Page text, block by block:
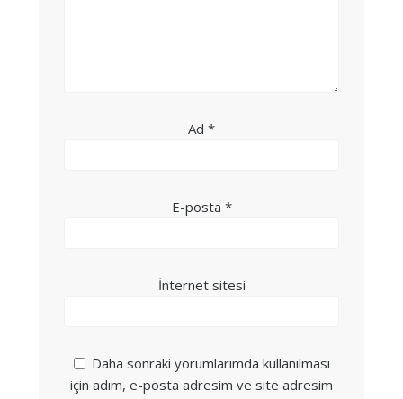
Ad *
E-posta *
İnternet sitesi
Daha sonraki yorumlarımda kullanılması
için adım, e-posta adresim ve site adresim